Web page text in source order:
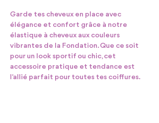
Garde tes cheveux en place avec
élégance et confort grâce à notre
élastique à cheveux aux couleurs
vibrantes de la Fondation. Que ce soit
pour un look sportif ou chic, cet
accessoire pratique et tendance est
l'allié parfait pour toutes tes coiffures.